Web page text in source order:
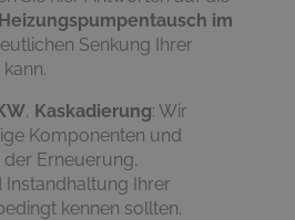
Heizungspumpentausch im
Senkung Ihrer
, Kaskadierung: Wir
Komponenten und
der Erneuerung,
Ihrer
kennen sollten.